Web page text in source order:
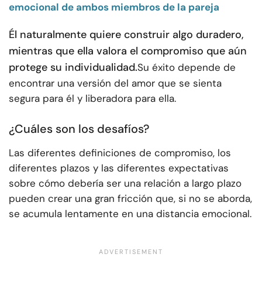
emocional de ambos miembros de la pareja
Él naturalmente quiere construir algo duradero,
mientras que ella valora el compromiso que aún
protege su individualidad.Su éxito depende de
encontrar una versión del amor que se sienta
segura para él y liberadora para ella.
¿Cuáles son los desafíos?
Las diferentes definiciones de compromiso, los
diferentes plazos y las diferentes expectativas
sobre cómo debería ser una relación a largo plazo
pueden crear una gran fricción que, si no se aborda,
se acumula lentamente en una distancia emocional.